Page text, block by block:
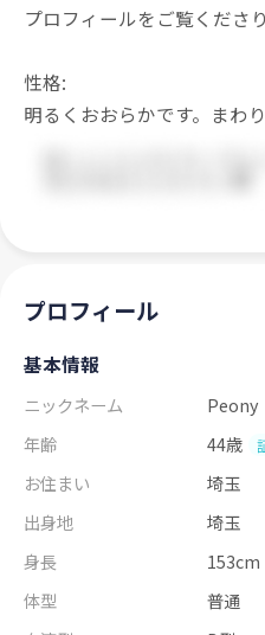
プロフィールをご覧くださ
性格:
明るくおおらかです。まわ
プロフィール
基本情報
ニックネーム
Peony
年齢
44歳
お住まい
埼玉
出身地
埼玉
身長
153cm
体型
普通